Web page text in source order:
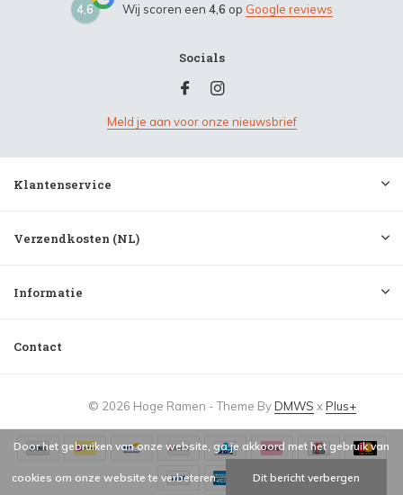
4,6 Wij scoren een 4,6 op Google reviews
Socials
Meld je aan voor onze nieuwsbrief
Klantenservice
Verzendkosten (NL)
Informatie
Contact
© 2026 Hoge Ramen - Theme ByDMWS xPlus+
Door het gebruiken van onze website, ga je akkoord met het gebruik van
cookies om onze website te verbeteren. Dit bericht verbergen